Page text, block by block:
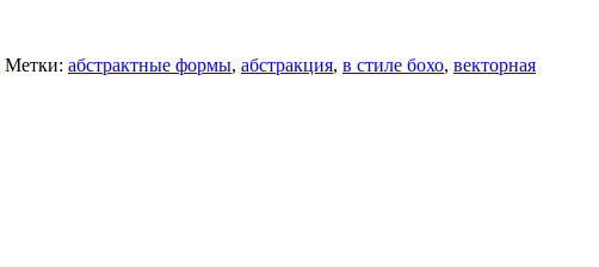
Метки: абстрактные формы, абстракция, в стиле бохо, векторная